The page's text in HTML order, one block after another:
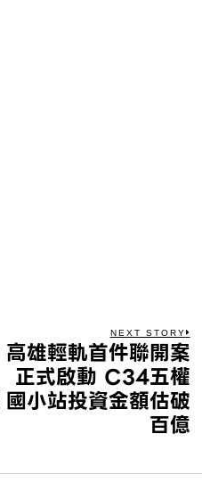
NEXT STORY
高雄輕軌首件聯開案
正式啟動 C34五權
國小站投資金額估破
百億